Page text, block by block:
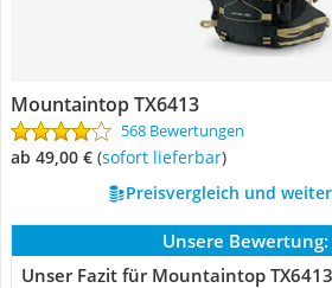
Mountaintop TX6413
568 Bewertungen
ab 49,00 € ( Sofort lieferbar)
Preisvergleich und
Unsere Bewertung:
Unser Fazit für Mountaintop